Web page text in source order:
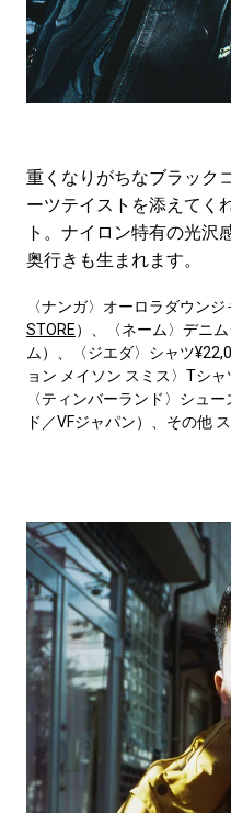
重くなりがちなブラック
ーツテイストを添えてく
ト。ナイロン特有の光沢
奥行きも生まれます。
〈ナンガ〉オーロラダウン
STORE）、〈ネーム〉デニ
ム）、〈ジエダ〉シャツ
ョン メイソン スミス〉Tシャ
〈ティンバーランド〉シュ
ド／VFジャパン）、その他